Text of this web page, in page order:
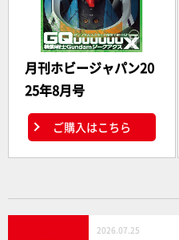
月刊ホビージャパン20
25年8月号
ご購入はこちら
2026.07.25